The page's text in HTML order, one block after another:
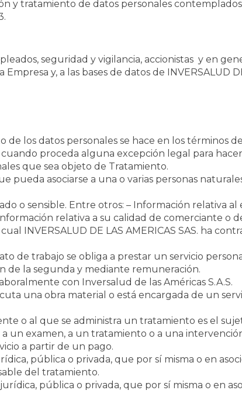
y tratamiento de datos personales contemplados
seguridad y vigilancia, accionistas y en
y, a las bases de datos de INVERSALUD
de los datos personales se hace en los términos
proceda alguna excepción legal para
que sea objeto de Tratamiento.
pueda asociarse a una o varias personas
o sensible. Entre otros: – Información relativa al
relativa a su calidad de comerciante o
INVERSALUD DE LAS AMERICAS SAS. ha
de trabajo se obliga a prestar un servicio
de la segunda y mediante remuneración.
con Inversalud de las Américas S.A.S.
una obra material o está encargada de un
o al que se administra un tratamiento es el
un examen, a un tratamiento o a una
a partir de un pago.
pública o privada, que por sí misma o en
del tratamiento.
pública o privada, que por sí misma o en